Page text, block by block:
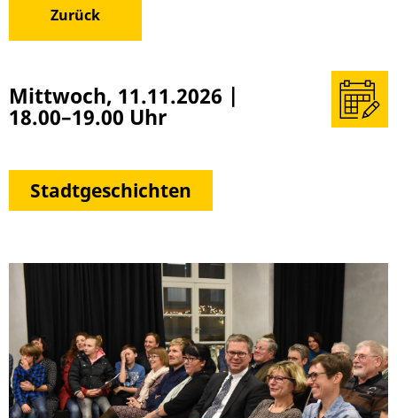
Zurück
Termin
meinen
Mittwoch, 11.11.2026 |
18.00–19.00 Uhr
Stadtgeschichten